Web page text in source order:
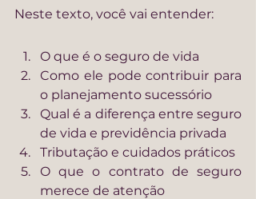
Neste texto, você vai entender:
O que é o seguro de vida
Como ele pode contribuir para
o planejamento sucessório
Qual é a diferença entre seguro
de vida e previdência privada
Tributação e cuidados práticos
O que o contrato de seguro
merece de atenção